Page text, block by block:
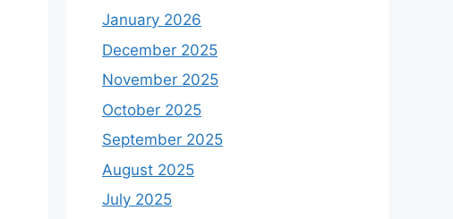
January 2026
December 2025
November 2025
October 2025
September 2025
August 2025
July 2025